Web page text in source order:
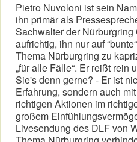
Pietro Nuvoloni ist sein
ihn primär als
Sachwalter der
aufrichtig, ihn nur auf
Thema Nürburgring zu
„für alle Fälle“. Er reißt rein
Sie's denn gerne? - Er ist
Erfahrung, sondern auch
richtigen Aktionen im
großem
Livesendung des DLF von